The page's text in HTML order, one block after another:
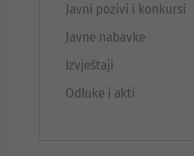
Javni pozivi i konkursi
Javne nabavke
Izvještaji
Odluke i akti